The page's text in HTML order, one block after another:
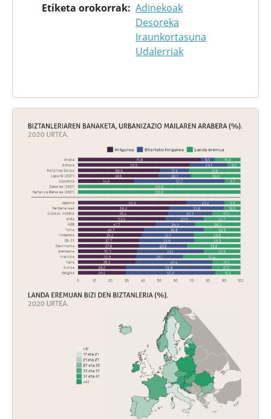
Etiketa orokorrak Adinekoak
Desoreka
Iraunkortasuna
Udalerriak